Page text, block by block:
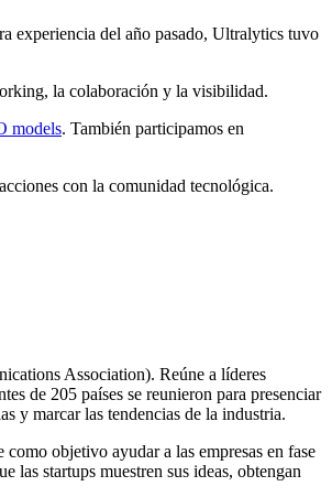
experiencia del año pasado, Ultralytics tuvo
la colaboración y la visibilidad.
models. También participamos en
con la comunidad tecnológica.
Association). Reúne a líderes
de 205 países se reunieron para presenciar
y marcar las tendencias de la industria.
objetivo ayudar a las empresas en fase
las startups muestren sus ideas, obtengan